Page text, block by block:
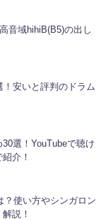
音域hihiB(B5)の出し
安いと評判のドラム
選！YouTubeで聴け
介！
？使い方やシンガロン
説！